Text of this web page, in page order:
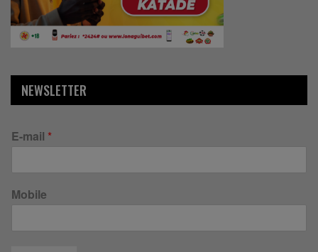
NEWSLETTER
E-mail *
Mobile